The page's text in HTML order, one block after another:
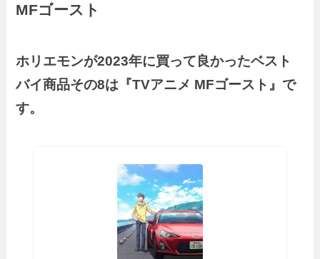
MFゴースト
ホリエモンが2023年に買って良かったベスト
バイ商品その8は『TVアニメ MFゴースト』で
す。